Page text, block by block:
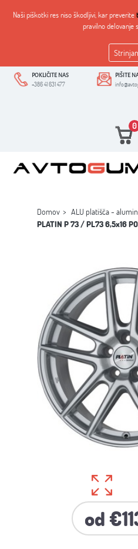
Naši piškotki res niso škodljivi, kar preverite
pravilno delovanje
POKLIČITE NAS
+386 41 631 477
PIŠITE
0
Domov ALU platišča -
PLATIN P 73 / PL73 6,5x16
od